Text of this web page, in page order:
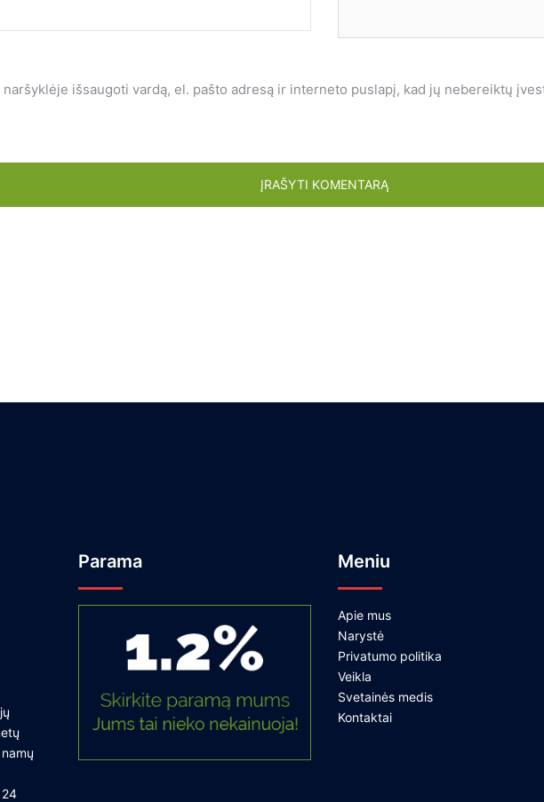
išsaugoti vardą, el. pašto adresą ir interneto puslapį, kad jų nebereiktų
Parama Meniu
Apie mus
Narystė
Privatumo politika
Veikla
Svetainės medis
Kontaktai